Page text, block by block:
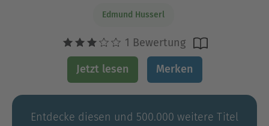
Edmund Husserl
1 Bewertung
Jetzt lesen Merken
Entdecke diesen und 500.000 weitere Titel